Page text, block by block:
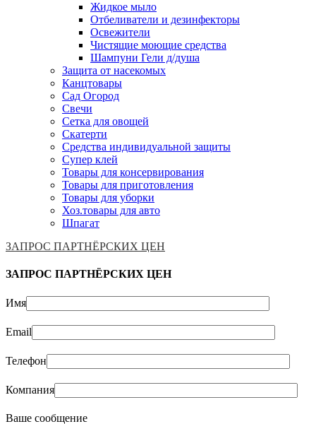
Жидкое мыло
Отбеливатели и дезинфекторы
Освежители
Чистящие моющие средства
Шампуни Гели д/душа
Защита от насекомых
Канцтовары
Сад Огород
Свечи
Сетка для овощей
Скатерти
Средства индивидуальной защиты
Супер клей
Товары для консервирования
Товары для приготовления
Товары для уборки
Хоз.товары для авто
Шпагат
ЗАПРОС ПАРТНЁРСКИХ ЦЕН
ЗАПРОС ПАРТНЁРСКИХ ЦЕН
Имя
Email
Телефон
Компания
Ваше сообщение